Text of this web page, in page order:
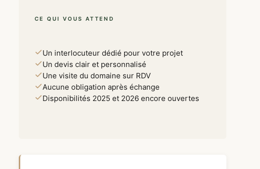
CE QUI VOUS ATTEND
Un interlocuteur dédié pour votre projet
Un devis clair et personnalisé
Une visite du domaine sur RDV
Aucune obligation après échange
Disponibilités 2025 et 2026 encore ouvertes